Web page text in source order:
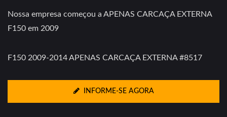
Nossa empresa começou a APENAS CARCAÇA EXTERNA
F150 em 2009
F150 2009-2014 APENAS CARCAÇA EXTERNA #8517
INFORME-SE AGORA